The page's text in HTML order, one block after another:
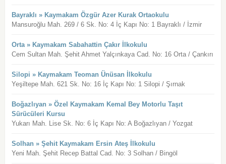
Bayraklı » Kaymakam Özgür Azer Kurak Ortaokulu
Mansuroğlu Mah. 269 / 6 Sk. No: 4 İç Kapı No: 1 Bayraklı / İzmir
Orta » Kaymakam Sabahattin Çakır İlkokulu
Cem Sultan Mah. Şehit Ahmet Yalçınkaya Cad. No: 16 Orta / Çankırı
Silopi » Kaymakam Teoman Ünüsan İlkokulu
Yeşiltepe Mah. 621 Sk. No: 16 İç Kapı No: 1 Silopi / Şırnak
Boğazlıyan » Özel Kaymakam Kemal Bey Motorlu Taşıt
Sürücüleri Kursu
Yukarı Mah. Lise Sk. No: 6 İç Kapı No: A Boğazlıyan / Yozgat
Solhan » Şehit Kaymakam Ersin Ateş İlkokulu
Yeni Mah. Şehit Recep Battal Cad. No: 3 Solhan / Bingöl